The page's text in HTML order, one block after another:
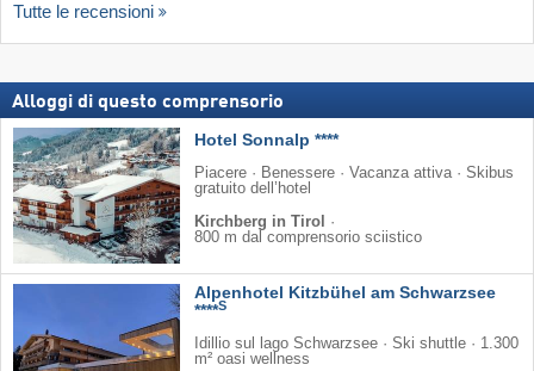
Tutte le recensioni
Alloggi di questo comprensorio
Hotel Sonnalp ****
Piacere · Benessere · Vacanza attiva · Skibus
gratuito dell’hotel
Kirchberg in Tirol
·
800 m dal comprensorio sciistico
Alpenhotel Kitzbühel am Schwarzsee
****S
Idillio sul lago Schwarzsee · Ski shuttle · 1.300
m² oasi wellness